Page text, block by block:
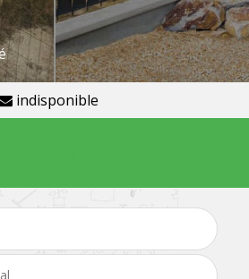
indisponible